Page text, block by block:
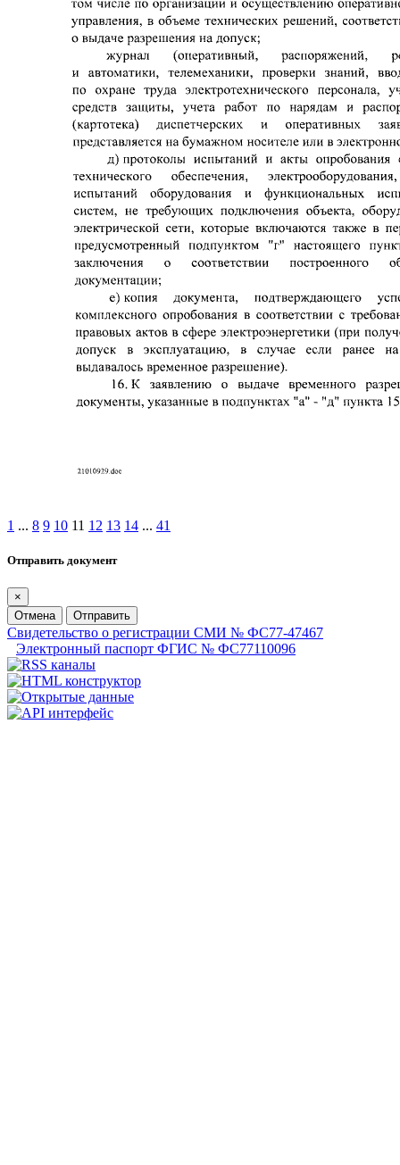
1 ... 8 9 10 11 12 13 14 ... 41
Отправить документ
×
Отмена
Отправить
Свидетельство о регистрации СМИ № ФС77-47467
Электронный паспорт ФГИС № ФС77110096